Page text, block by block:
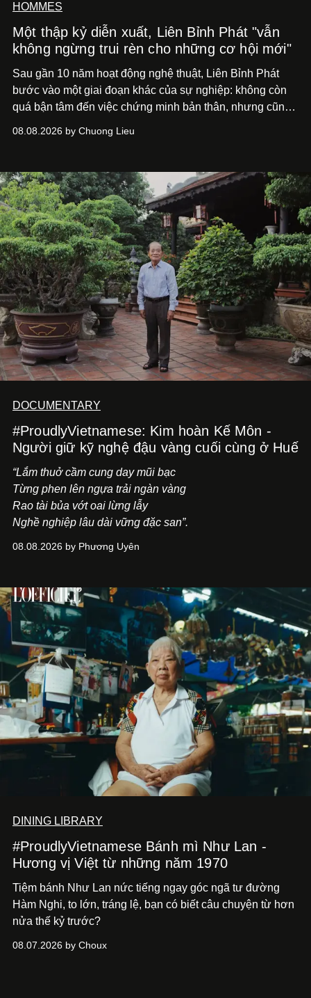
HOMMES
Một thập kỷ diễn xuất, Liên Bỉnh Phát "vẫn
không ngừng trui rèn cho những cơ hội mới"
Sau gần 10 năm hoạt động nghệ thuật, Liên Bỉnh Phát
bước vào một giai đoạn khác của sự nghiệp: không còn
quá bận tâm đến việc chứng minh bản thân, nhưng cũng
phim điện ảnh trong nửa đầu 2026 đến hành trình trở lại
bằng một tâm thế điềm tĩnh hơn. Anh tiếp tục học hỏi, trau
dồi và chờ đợi những vai diễn đủ sức đưa mình đến
những vùng đất mới. Ở tuổi ngoài 30, điều anh theo đuổi
không phải những đích đến quá lớn, mà là khả năng luôn
tiến về phía trước.
08.08.2026 by Chuong Lieu
DOCUMENTARY
#ProudlyVietnamese: Kim hoàn Kế Môn -
Người giữ kỹ nghệ đậu vàng cuối cùng ở Huế
“Lắm thuở cầm cung day mũi bạc
Từng phen lên ngựa trải ngàn vàng
Rao tài bủa vớt oai lừng lẫy
Nghề nghiệp lâu dài vững đặc san”.
08.08.2026 by Phương Uyên
DINING LIBRARY
#ProudlyVietnamese Bánh mì Như Lan -
Hương vị Việt từ những năm 1970
Tiệm bánh Như Lan nức tiếng ngay góc ngã tư đường
Hàm Nghi, to lớn, tráng lệ, bạn có biết câu chuyện từ hơn
nửa thế kỷ trước?
08.07.2026 by Choux